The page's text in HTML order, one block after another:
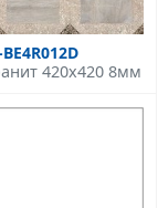
BE4R012D
420x420 8мм